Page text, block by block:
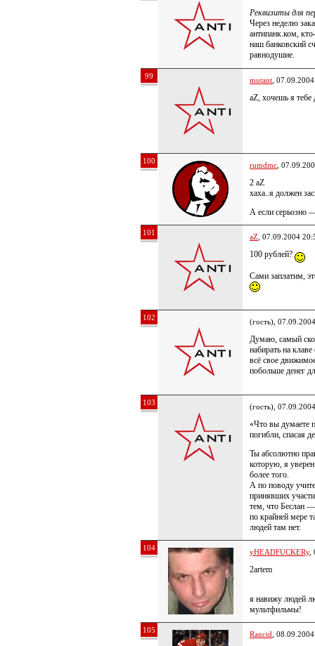
Реквизиты для
Через неделю
антипанк.ком,
наш банковский
равнодушие.
99 mutant ,
aZ, хочешь я тебе
100 rumdmc ,
2 aZ
хаха..я должен
А если серьозно
101 aZ , 07.09.2004
100 рублей?
Сами заплатим,
102 (гость),
Думаю, самый
набирать на
всё свое
побольше денег
103 (гость),
«Что вы думаете
погибли, спасая
Ты абсолютно
которую, я
более того.
А по поводу
принявших
тем, что Беслан —
по крайней мере
людей там нет.
104 yHEADFUCKERy,
2artem
я навижу людей
мультфильмы!
105 Rancid ,